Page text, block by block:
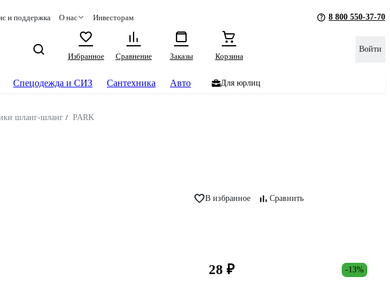
и поддержка О нас Инвесторам 8 800 550-37-70
Избранное
Сравнение Заказы Корзина
Войти
Спецодежда и СИЗ Сантехника Авто Для юрлиц
шланг-шланг / PARK
В избранное Сравнить
28 ₽ -13%